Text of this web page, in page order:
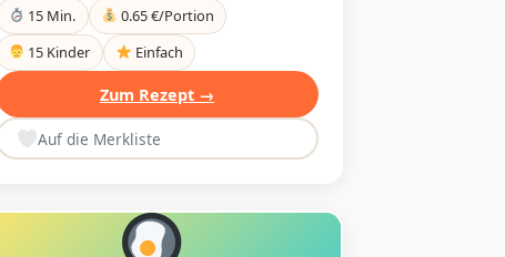
15 Min.
0.65 €/Portion
15 Kinder
Einfach
Zum Rezept →
Auf die Merkliste